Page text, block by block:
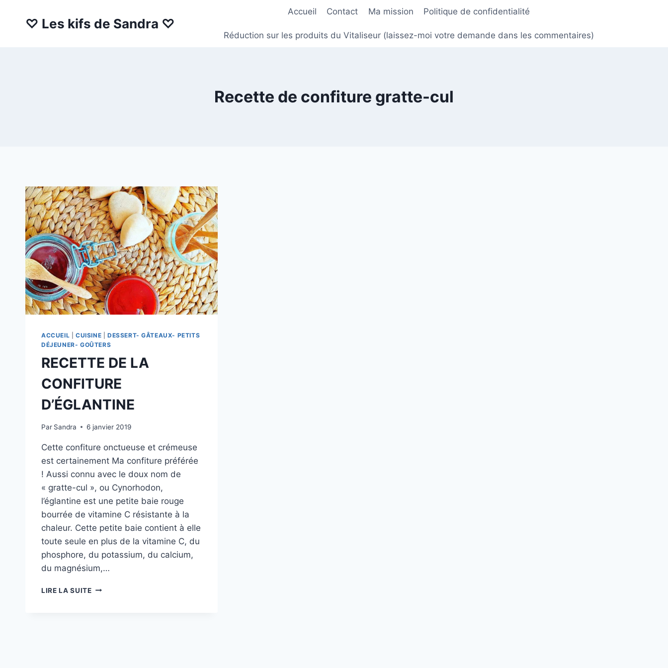
♡ Les kifs de Sandra ♡
Accueil Contact Ma mission Politique de confidentialité
Réduction sur les produits du Vitaliseur (laissez-moi votre demande dans les commentaires)
Recette de confiture gratte-cul
ACCUEIL CUISINE
DESSERT- GÂTEAUX- PETITS
DÉJEUNER- GOÛTERS
RECETTE DE LA
CONFITURE
D’ÉGLANTINE
Par Sandra 6 janvier 2019
Cette confiture onctueuse et crémeuse
est certainement Ma confiture préférée
! Aussi connu avec le doux nom de
« gratte-cul », ou Cynorhodon,
l’églantine est une petite baie rouge
bourrée de vitamine C résistante à la
chaleur. Cette petite baie contient à elle
toute seule en plus de la vitamine C, du
phosphore, du potassium, du calcium,
du magnésium,…
LIRE LA SUITERECETTE